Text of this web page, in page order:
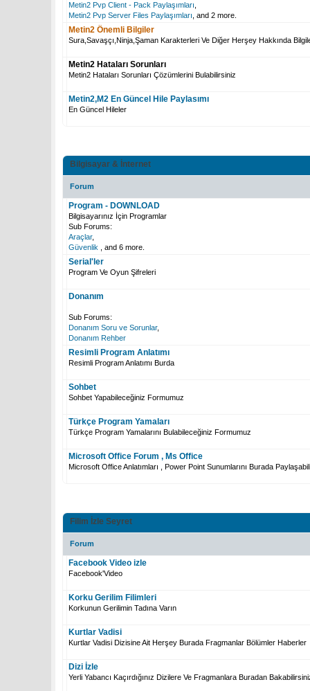
Metin2 Pvp Client - Pack Paylaşımları
Metin2 Pvp Server Files Paylaşımları , and 2 more.
Metin2 Önemli Bilgiler
Sura,Savaşçı,Ninja,Şaman Karakterleri Ve Diğer Herşey Hakkında
Metin2 Hataları Sorunları
Metin2 Hataları Sorunları Çözümlerini Bulabilirsiniz
Metin2,M2 En Güncel Hile Paylasımı
En Güncel Hileler
Bilgisayar & İnternet
Forum
Program - DOWNLOAD
Bilgisayarınız İçin Programlar
Sub Forums:
Araçlar,
Güvenlik
, and 6 more.
Serial'ler
Program Ve Oyun Şifreleri
Donanım
Sub Forums:
Donanım Soru ve Sorunlar,
Donanım Rehber
Resimli Program Anlatımı
Resimli Program Anlatımı Burda
Sohbet
Sohbet Yapabileceğiniz Formumuz
Türkçe Program Yamaları
Türkçe Program Yamalarını Bulabileceğiniz Formumuz
Microsoft Office Forum , Ms Office
Microsoft Office Anlatımları , Power Point Sunumlarını Burada
Filim İzle Seyret
Forum
Facebook Video izle
Facebook'Video
Korku Gerilim Filimleri
Korkunun Gerilimin Tadına Varın
Kurtlar Vadisi
Kurtlar Vadisi Dizisine Ait Herşey Burada Fragmanlar Bölümler Haberler
Dizi İzle
Yerli Yabancı Kaçırdığınız Dizilere Ve Fragmanlara Buradan